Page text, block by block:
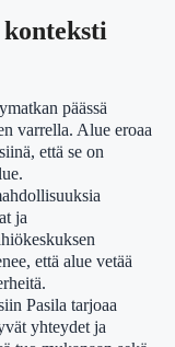
päässä
varrella. Alue eroaa
että se on
ja
että alue vetää
Pasila tarjoaa
yhteydet ja